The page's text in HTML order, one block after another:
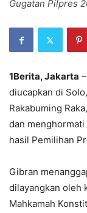
Gugatan Pilpres
1Berita, Jakarta
diucapkan di
Rakabuming
dan
hasil Pemilihan
Gibran
dilayangkan oleh
Mahkamah